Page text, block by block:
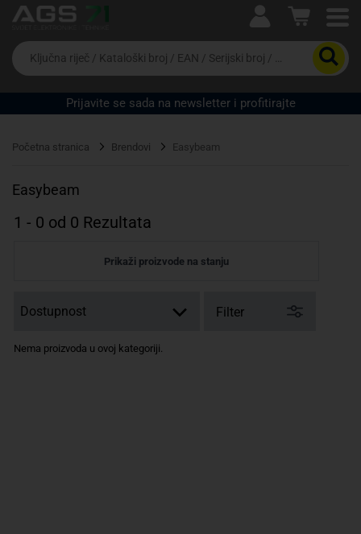
Ova postavka prilagođava asortiman proizvoda i
cijene vašim potrebama.
Da
biste
potražili
proizvod,
unesite
riječ,
EAN
serijski
Prijavite se sada na newsletter i profitirajte
Početna stranica Brendovi Easybeam
Easybeam
1 - 0 od 0 Rezultata
Prikaži proizvode na stanju
Filter
Nema proizvoda u ovoj kategoriji.